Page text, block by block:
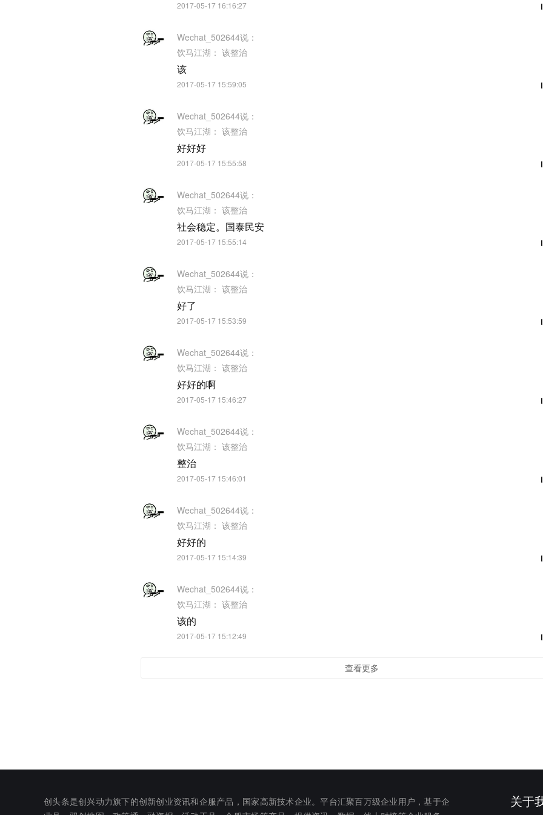
2017-05-17 16:16:27
Wechat_502644说：
饮马江湖： 该整治
该
2017-05-17 15:59:05
Wechat_502644说：
饮马江湖： 该整治
好好好
2017-05-17 15:55:58
Wechat_502644说：
饮马江湖： 该整治
社会稳定。国泰民安
2017-05-17 15:55:14
Wechat_502644说：
饮马江湖： 该整治
好了
2017-05-17 15:53:59
Wechat_502644说：
饮马江湖： 该整治
好好的啊
2017-05-17 15:46:27
Wechat_502644说：
饮马江湖： 该整治
整治
2017-05-17 15:46:01
Wechat_502644说：
饮马江湖： 该整治
好好的
2017-05-17 15:14:39
Wechat_502644说：
饮马江湖： 该整治
该的
2017-05-17 15:12:49
查看更多
创头条是创兴动力旗下的创新创业资讯和企服产品，国家高新技术企业。平台汇聚百万级企业用户，基于企
关于